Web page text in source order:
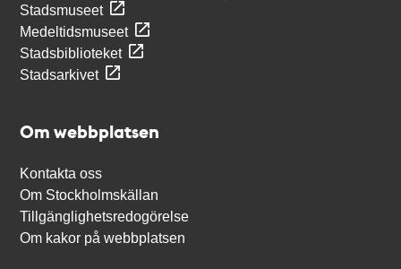
Stadsmuseet
Medeltidsmuseet
Stadsbiblioteket
Stadsarkivet
Om webbplatsen
Kontakta oss
Om Stockholmskällan
Tillgänglighetsredogörelse
Om kakor på webbplatsen